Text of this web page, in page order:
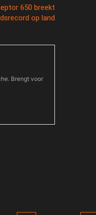
650 breekt
op land
Brengt voor